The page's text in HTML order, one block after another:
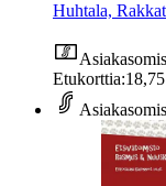
Huhtala,
Etukorttia: